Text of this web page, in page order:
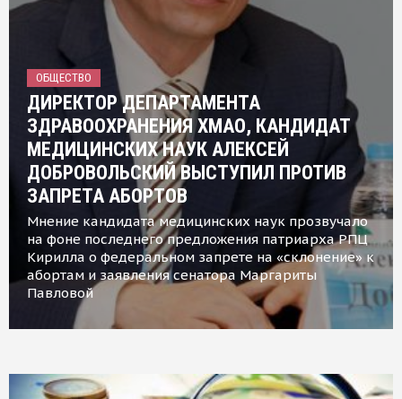
ОБЩЕСТВО
ДИРЕКТОР ДЕПАРТАМЕНТА
ЗДРАВООХРАНЕНИЯ ХМАО, КАНДИДАТ
МЕДИЦИНСКИХ НАУК АЛЕКСЕЙ
ДОБРОВОЛЬСКИЙ ВЫСТУПИЛ ПРОТИВ
ЗАПРЕТА АБОРТОВ
Мнение кандидата медицинских наук прозвучало
на фоне последнего предложения патриарха РПЦ
Кирилла о федеральном запрете на «склонение» к
абортам и заявления сенатора Маргариты
Павловой